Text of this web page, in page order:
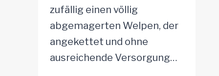
zufällig einen völlig
abgemagerten Welpen, der
angekettet und ohne
ausreichende Versorgung…